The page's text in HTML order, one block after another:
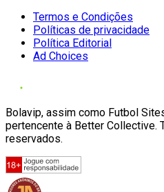
Termos e Condições
Políticas de privacidade
Política Editorial
Ad Choices
Bolavip, assim como Futbol
pertencente à Better Collective.
reservados.